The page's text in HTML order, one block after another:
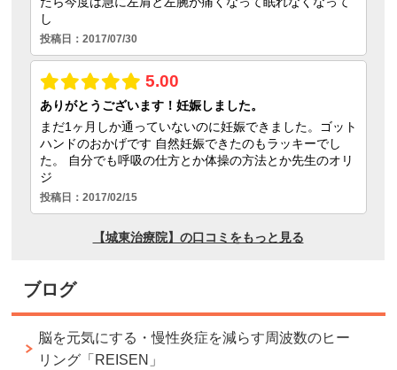
ブログ
脳を元気にする・慢性炎症を減らす周波数のヒー
リング「REISEN」